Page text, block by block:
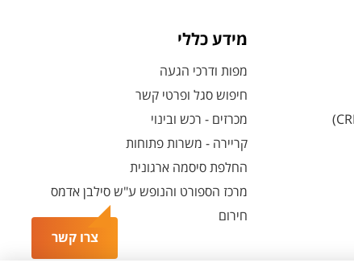
צרו קשר
מידע כללי
מפות ודרכי הגעה
חיפוש סגל ופרטי קשר
מכרזים - רכש ובינוי
קריירה - משרות פתוחות
החלפת סיסמה ארגונית
מרכז הספורט והנופש ע"ש סילבן אדמס
חירום